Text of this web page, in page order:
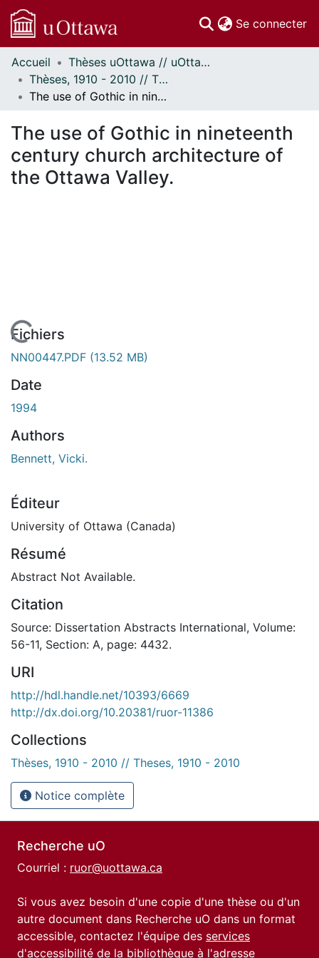
Se connecter
Communautés
et collections
Parcourir
À propos
Accueil
Thèses uOttawa // uOttawa Theses
Thèses, 1910 - 2010 // Theses, 1910 - 2010
The use of Gothic in nineteenth century church architecture of the Ottawa Valley.
The use of Gothic in nineteenth
century church architecture of
the Ottawa Valley.
En cours de chargement...
Fichiers
NN00447.PDF (13.52 MB)
Date
1994
Authors
Bennett, Vicki.
Éditeur
University of Ottawa (Canada)
Résumé
Abstract Not Available.
Citation
Source: Dissertation Abstracts International, Volume:
56-11, Section: A, page: 4432.
URI
http://hdl.handle.net/10393/6669
http://dx.doi.org/10.20381/ruor-11386
Collections
Thèses, 1910 - 2010 // Theses, 1910 - 2010
Notice complète
Recherche uO
Courriel : ruor@uottawa.ca
Si vous avez besoin d'une copie d'une thèse ou d'un
autre document dans Recherche uO dans un format
accessible, contactez l'équipe des services
d'accessibilité de la bibliothèque à l'adresse